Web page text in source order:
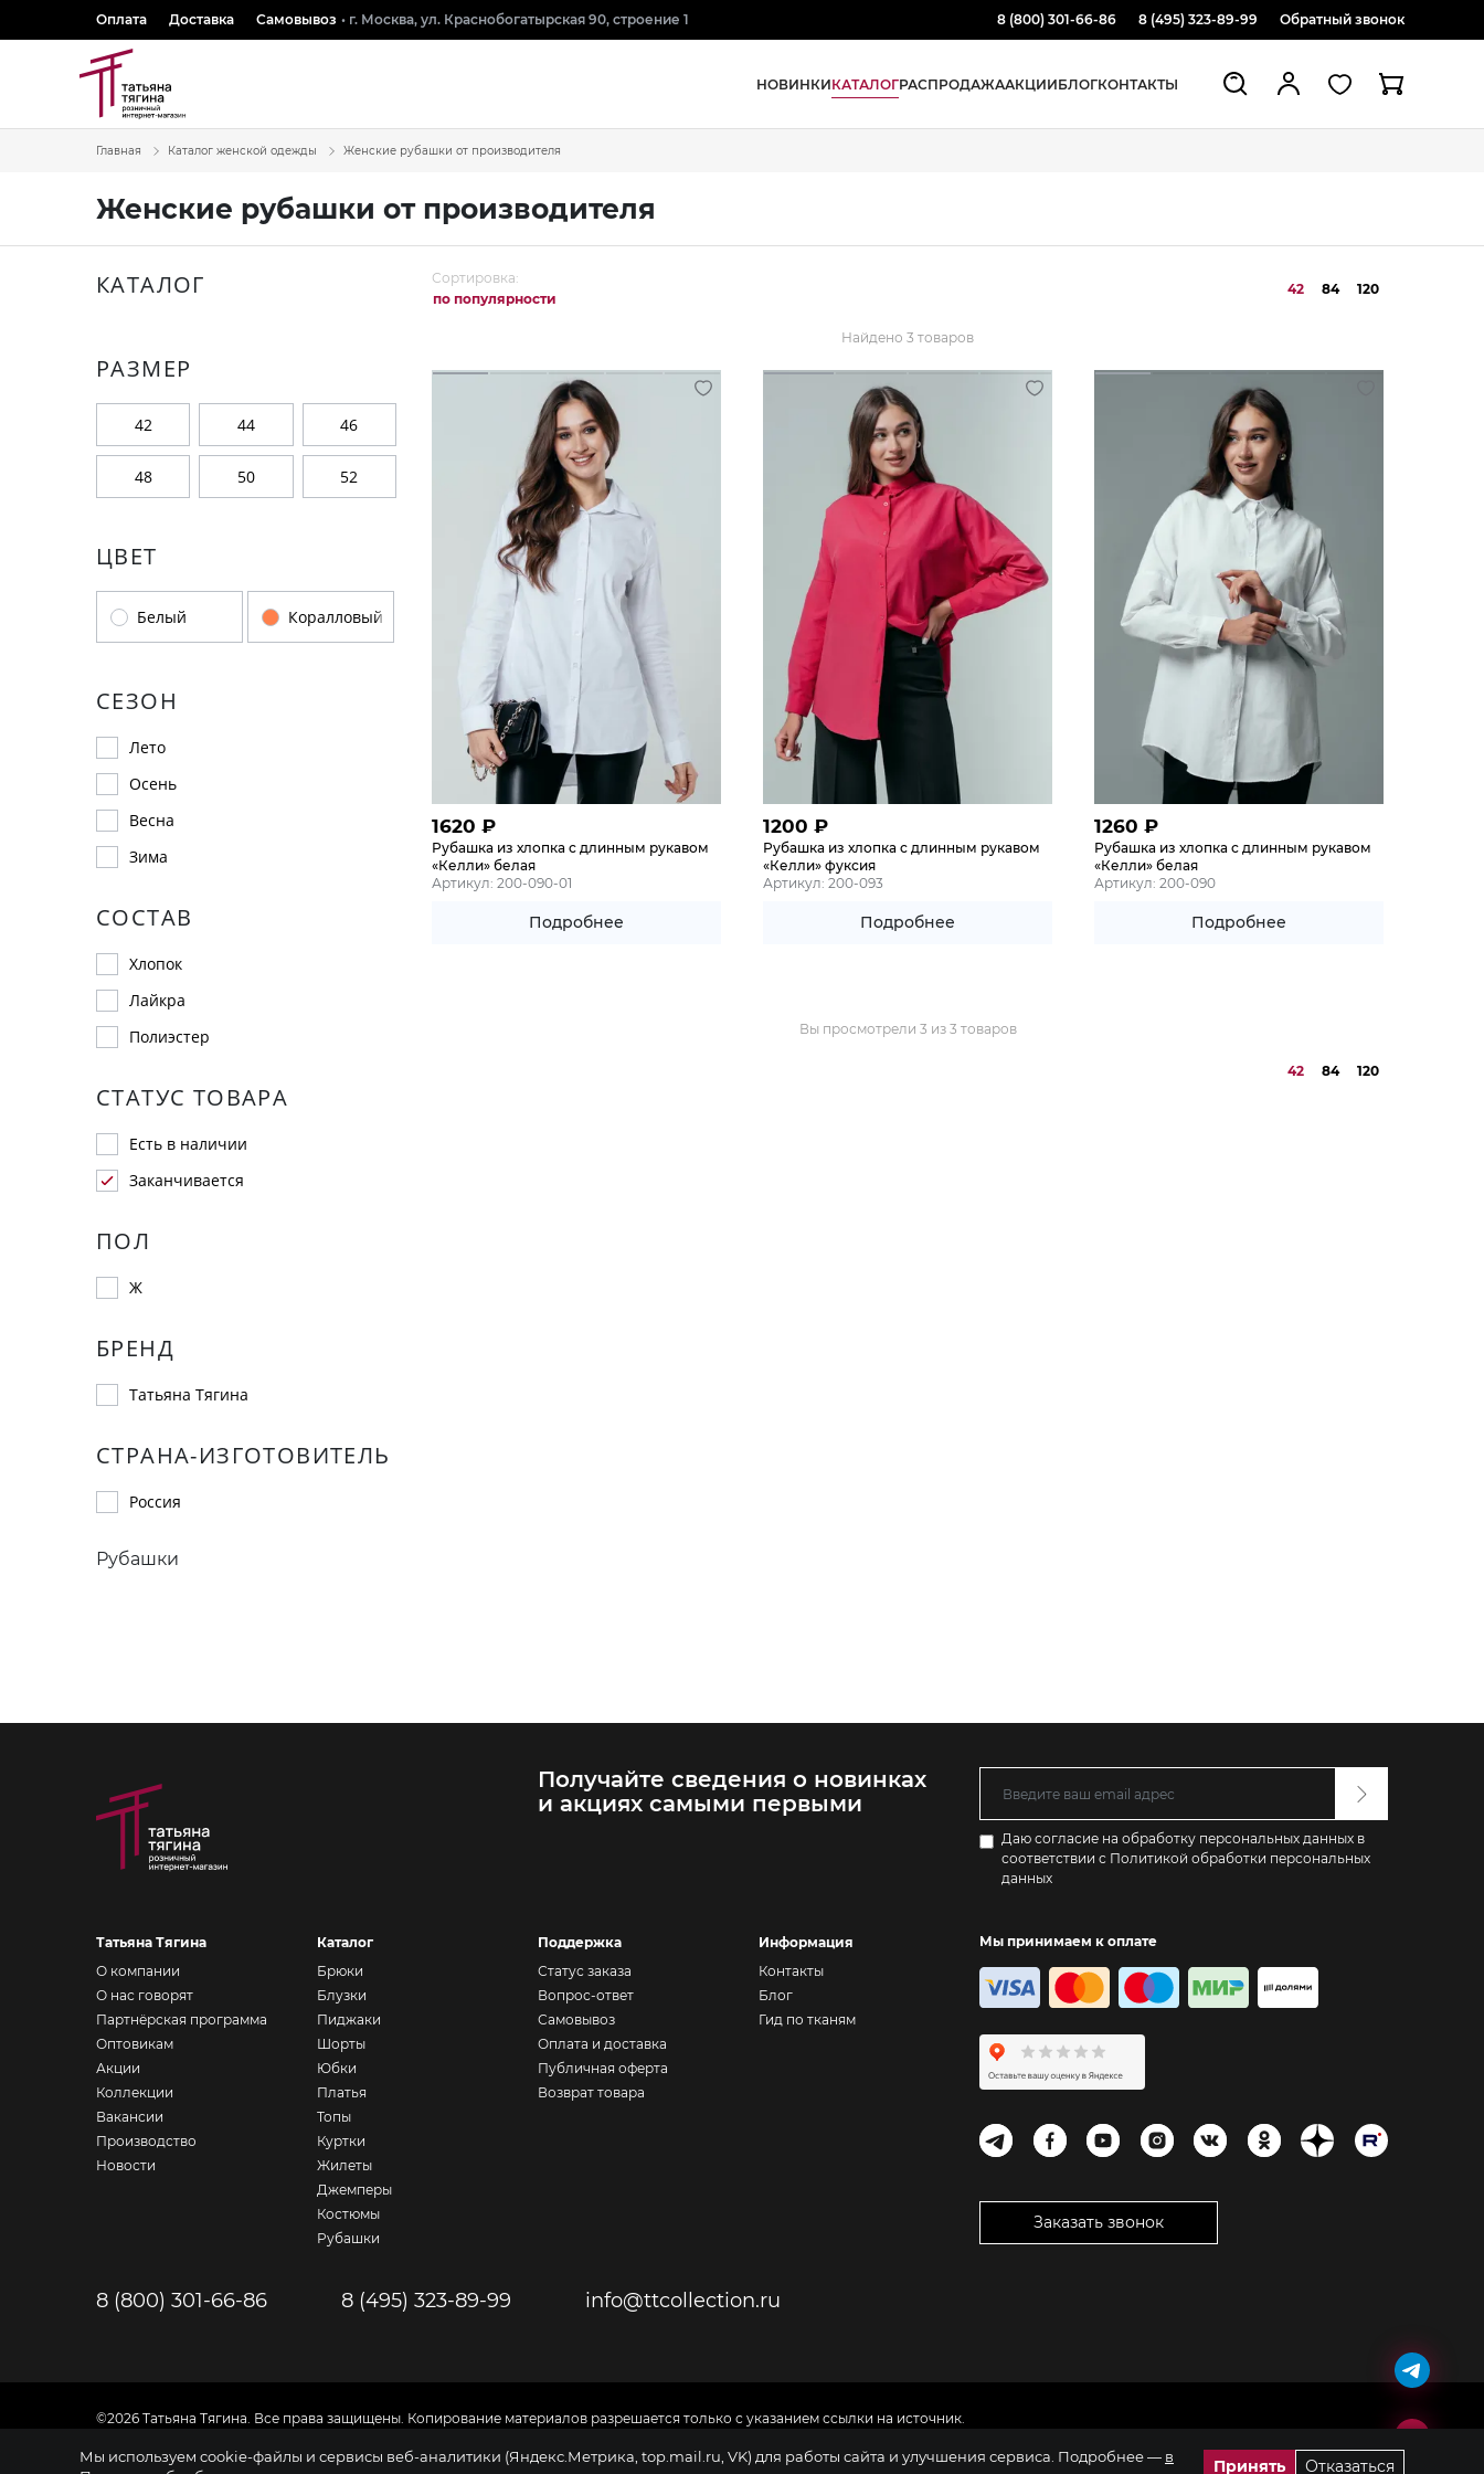
Мы используем cookie-файлы и сервисы веб-аналитики (Яндекс.Метрика, top.mail.ru, VK) для работы сайта и улучшения сервиса. Подробнее — в
Принять Отказаться
Оплата Доставка Самовывоз • г. Москва, ул. Краснобогатырская 90, строение 1 8 (800) 301-66-86 8 (495) 323-89-99 Обратный звонок
НОВИНКИКАТАЛОГРАСПРОДАЖААКЦИИБЛОГКОНТАКТЫ
Главная Каталог женской одежды Женские рубашки от производителя
Женские рубашки от производителя
КАТАЛОГ
РАЗМЕР
42 44 46
48 50 52
ЦВЕТ
Белый Коралловый
СЕЗОН
Лето
Осень
Весна
Зима
СОСТАВ
Хлопок
Лайкра
Полиэстер
СТАТУС ТОВАРА
Есть в наличии
Заканчивается
ПОЛ
Ж
БРЕНД
Татьяна Тягина
СТРАНА-ИЗГОТОВИТЕЛЬ
Россия
Сортировка:
по популярности
42 84 120
Найдено 3 товаров
1620 ₽
Рубашка из хлопка с длинным рукавом
«Келли» белая
Артикул: 200-090-01
Подробнее
1200 ₽
Рубашка из хлопка с длинным рукавом
«Келли» фуксия
Артикул: 200-093
Подробнее
1260 ₽
Рубашка из хлопка с длинным рукавом
«Келли» белая
Артикул: 200-090
Подробнее
Вы просмотрели 3 из 3 товаров
42 84 120
Рубашки
Получайте сведения о новинках
и акциях самыми первыми
Даю согласие на обработку персональных данных в
соответствии с Политикой обработки персональных
данных
Татьяна Тягина
О компании
О нас говорят
Партнёрская программа
Оптовикам
Акции
Коллекции
Вакансии
Производство
Новости
Каталог
Брюки
Блузки
Пиджаки
Шорты
Юбки
Платья
Топы
Куртки
Жилеты
Джемперы
Костюмы
Рубашки
Поддержка
Статус заказа
Вопрос-ответ
Самовывоз
Оплата и доставка
Публичная оферта
Возврат товара
Информация
Контакты
Блог
Гид по тканям
Мы принимаем к оплате
Заказать звонок
8 (800) 301-66-86 8 (495) 323-89-99 info@ttcollection.ru
©2026 Татьяна Тягина. Все права защищены. Копирование материалов разрешается только с указанием ссылки на источник.
Политика обработки персональных данных